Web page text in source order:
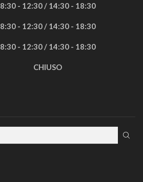
8:30 - 12:30 / 14:30 - 18:30
8:30 - 12:30 / 14:30 - 18:30
8:30 - 12:30 / 14:30 - 18:30
CHIUSO